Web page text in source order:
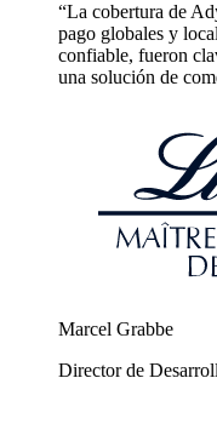
“La cobertura de
pago globales y
confiable, fueron
una solución de
Marcel Grabbe
Director de